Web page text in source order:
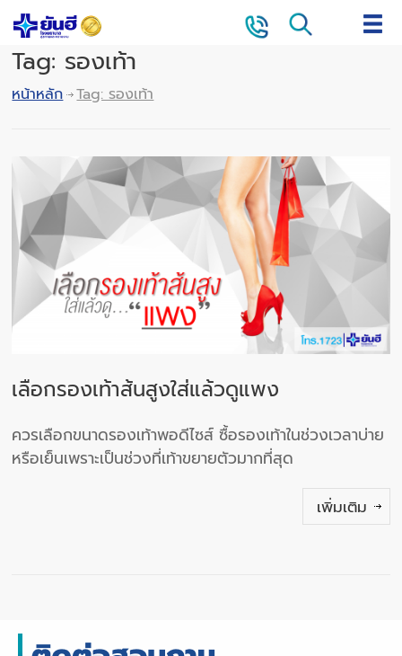
Tag: รองเท้า
หน้าหลัก Tag: รองเท้า
เลือกรองเท้าส้นสูงใส่แล้วดูแพง
ควรเลือกขนาดรองเท้าพอดีไซส์ ซื้อรองเท้าในช่วงเวลาบ่าย
หรือเย็นเพราะเป็นช่วงที่เท้าขยายตัวมากที่สุด
เพิ่มเติม